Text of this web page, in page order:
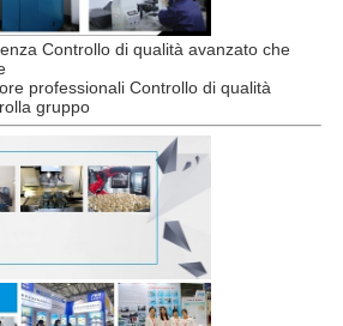
Controllo di qualità avanzato che
professionali Controllo di qualità
gruppo